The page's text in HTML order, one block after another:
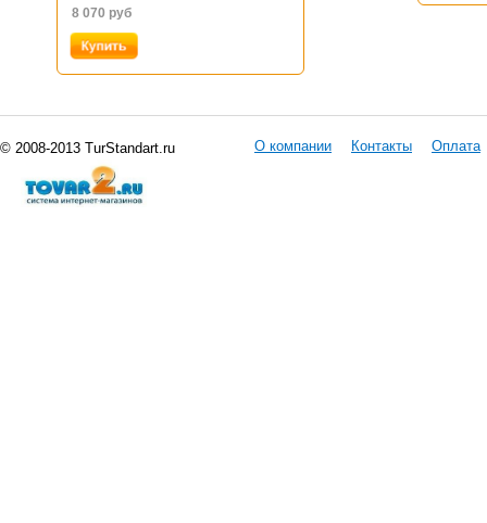
8 070 руб
© 2008-2013 TurStandart.ru О компании Контакты Оплата